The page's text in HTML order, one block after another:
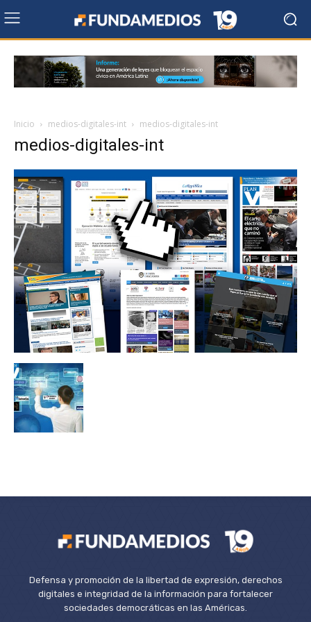
Inicio medios-digitales-int medios-digitales-int
medios-digitales-int
Defensa y promoción de la libertad de expresión, derechos
digitales e integridad de la información para fortalecer
sociedades democráticas en las Américas.